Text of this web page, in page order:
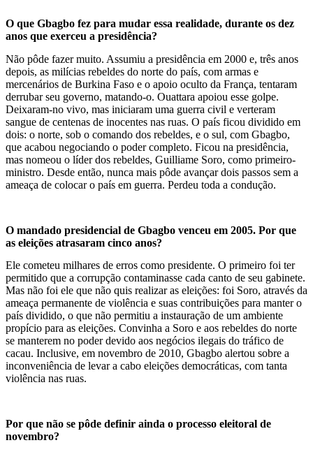
O que Gbagbo fez para mudar essa realidade, durante os dez
anos que exerceu a presidência?
Não pôde fazer muito. Assumiu a presidência em 2000 e, três anos
depois, as milícias rebeldes do norte do país, com armas e
mercenários de Burkina Faso e o apoio oculto da França, tentaram
derrubar seu governo, matando-o. Ouattara apoiou esse golpe.
Deixaram-no vivo, mas iniciaram uma guerra civil e verteram
sangue de centenas de inocentes nas ruas. O país ficou dividido em
dois: o norte, sob o comando dos rebeldes, e o sul, com Gbagbo,
que acabou negociando o poder completo. Ficou na presidência,
mas nomeou o líder dos rebeldes, Guilliame Soro, como primeiro-
ministro. Desde então, nunca mais pôde avançar dois passos sem a
ameaça de colocar o país em guerra. Perdeu toda a condução.
O mandado presidencial de Gbagbo venceu em 2005. Por que
as eleições atrasaram cinco anos?
Ele cometeu milhares de erros como presidente. O primeiro foi ter
permitido que a corrupção contaminasse cada canto de seu gabinete.
Mas não foi ele que não quis realizar as eleições: foi Soro, através da
ameaça permanente de violência e suas contribuições para manter o
país dividido, o que não permitiu a instauração de um ambiente
propício para as eleições. Convinha a Soro e aos rebeldes do norte
se manterem no poder devido aos negócios ilegais do tráfico de
cacau. Inclusive, em novembro de 2010, Gbagbo alertou sobre a
inconveniência de levar a cabo eleições democráticas, com tanta
violência nas ruas.
Por que não se pôde definir ainda o processo eleitoral de
novembro?